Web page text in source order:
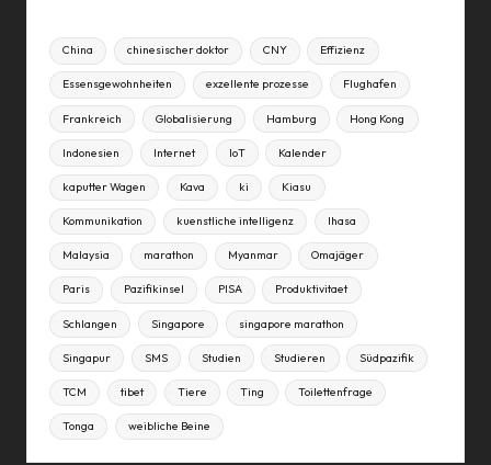
China chinesischer doktor CNY Effizienz
Essensgewohnheiten exzellente prozesse Flughafen
Frankreich Globalisierung Hamburg Hong Kong
Indonesien Internet IoT Kalender
kaputter Wagen Kava ki Kiasu
Kommunikation kuenstliche intelligenz lhasa
Malaysia marathon Myanmar Omajäger
Paris Pazifikinsel PISA Produktivitaet
Schlangen Singapore singapore marathon
Singapur SMS Studien Studieren Südpazifik
TCM tibet Tiere Ting Toilettenfrage
Tonga weibliche Beine